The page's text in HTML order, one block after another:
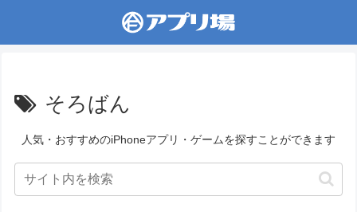
そろばん
人気・おすすめのiPhoneアプリ・ゲームを探すことができます